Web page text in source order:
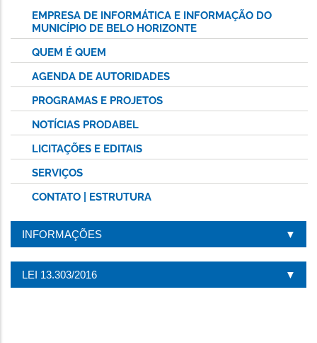
EMPRESA DE INFORMÁTICA E INFORMAÇÃO DO
MUNICÍPIO DE BELO HORIZONTE
QUEM É QUEM
AGENDA DE AUTORIDADES
PROGRAMAS E PROJETOS
NOTÍCIAS PRODABEL
LICITAÇÕES E EDITAIS
SERVIÇOS
CONTATO | ESTRUTURA
INFORMAÇÕES
LEI 13.303/2016